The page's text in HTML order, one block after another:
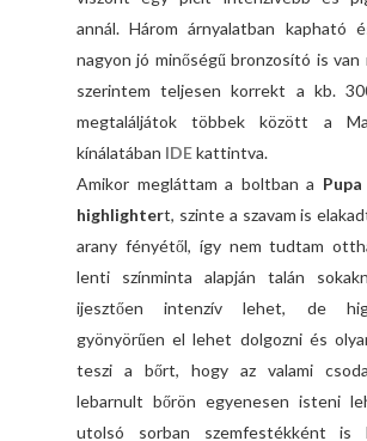
annál. Három árnyalatban kapható
nagyon jó minőségű bronzosító is
szerintem teljesen korrekt a kb.
megtaláljátok többek között a
kínálatában IDEkattintva.
Amikor megláttam a boltban a
highlightert, szinte a szavam is
arany fényétől, így nem tudtam
lenti színminta alapján talán
ijesztően intenzív lehet, de
gyönyörűen el lehet dolgozni és
teszi a bőrt, hogy az valami
lebarnult bőrön egyenesen isteni
utolsó sorban szemfestékként is